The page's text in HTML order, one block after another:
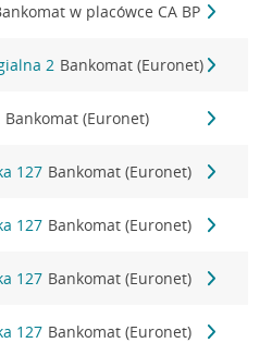
w placówce CA BP
2 Bankomat (Euronet)
Bankomat (Euronet)
127 Bankomat (Euronet)
127 Bankomat (Euronet)
127 Bankomat (Euronet)
127 Bankomat (Euronet)